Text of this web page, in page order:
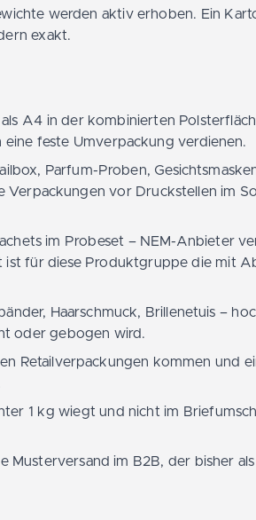
werden aktiv erhoben. Ein
exakt.
A4 in der kombinierten
feste Umverpackung verdienen.
Parfum-Proben,
vor Druckstellen im
im Probeset – NEM-Anbieter
ist für diese Produktgruppe die mit
Haarschmuck, Brillenetuis –
oder gebogen wird.
Retailverpackungen kommen und
1 kg wiegt und nicht im
im B2B, der bisher